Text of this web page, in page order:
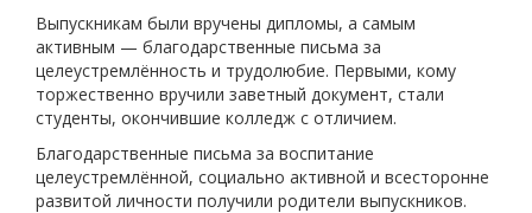
Выпускникам были вручены дипломы, а самым
активным — благодарственные письма за
целеустремлённость и трудолюбие. Первыми, кому
торжественно вручили заветный документ, стали
студенты, окончившие колледж с отличием.
Благодарственные письма за воспитание
целеустремлённой, социально активной и всесторонне
развитой личности получили родители выпускников.